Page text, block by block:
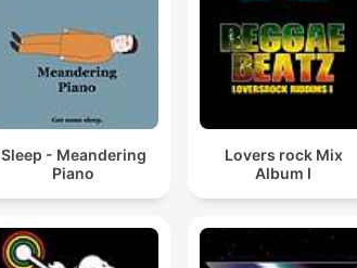
Sleep - Meandering
Piano
Lovers rock Mix
Album I